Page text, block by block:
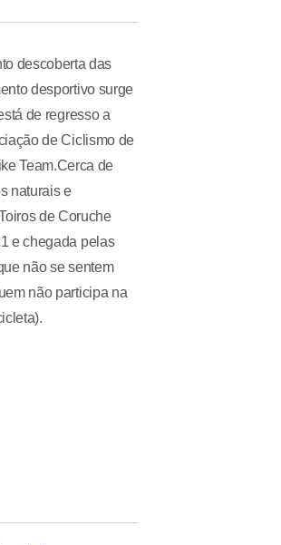
descoberta das
desportivo surge
de regresso a
de Ciclismo de
Team.Cerca de
naturais e
de Coruche
e chegada pelas
não se sentem
não participa na